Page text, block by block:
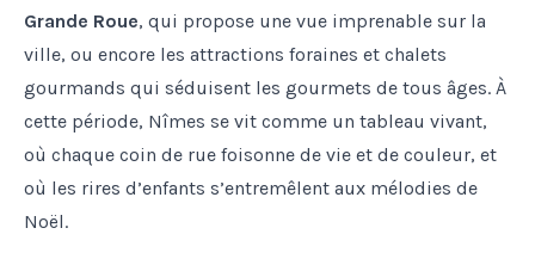
Grande Roue, qui propose une vue imprenable sur la
ville, ou encore les attractions foraines et chalets
gourmands qui séduisent les gourmets de tous âges. À
cette période, Nîmes se vit comme un tableau vivant,
où chaque coin de rue foisonne de vie et de couleur, et
où les rires d’enfants s’entremêlent aux mélodies de
Noël.